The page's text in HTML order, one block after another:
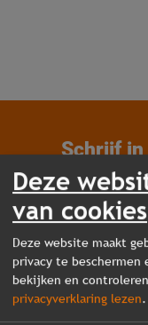
Schrijf in
Meld je aan en blijf op de
Deze
van cookies
Deze website maakt
privacy te beschermen
bekijken en
privacyverklaring lezen.